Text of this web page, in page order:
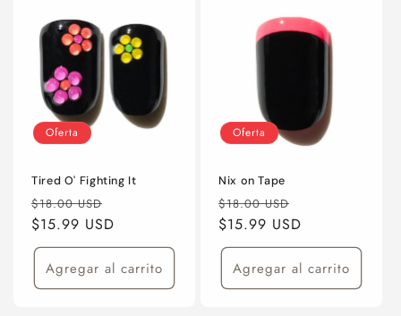
Oferta
Tired O' Fighting It
Precio
habitual
$18.00 USD
de
oferta
$15.99 USD
Agregar al carrito
Oferta
Nix on Tape
Precio
habitual
$18.00 USD
de
oferta
$15.99 USD
Agregar al carrito